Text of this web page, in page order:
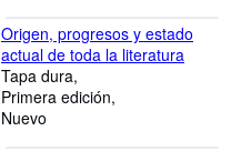
Origen, progresos y estado
actual de toda la literatura
Tapa dura
Primera edición
Nuevo